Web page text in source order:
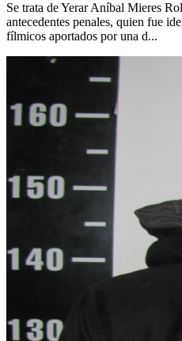
Se trata de Yerar Aníbal Mieres
antecedentes penales, quien fue
fílmicos aportados por una d...